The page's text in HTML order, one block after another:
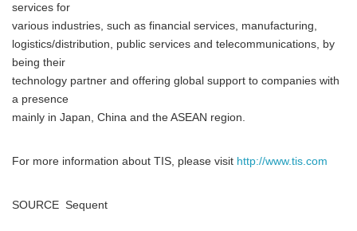
services for
various industries, such as financial services, manufacturing,
logistics/distribution, public services and telecommunications, by
being their
technology partner and offering global support to companies with
a presence
mainly in Japan, China and the ASEAN region.
For more information about TIS, please visit http://www.tis.com
SOURCE Sequent